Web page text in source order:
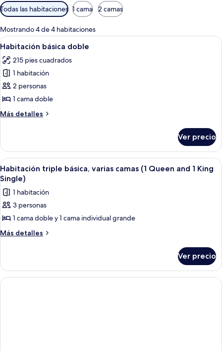
Filtros
disponibles
para
las
habitaciones
Todas las habitaciones 1 cama 2 camas
Mostrando 4 de 4 habitaciones
Abrir
todas
las
fotos
de
Habitación
básica
doble
Un dormitorio con cama, escritorio,
1
Habitación básica doble
215 pies cuadrados
1 habitación
2 personas
1 cama doble
Más detalles
Más
básica
doble
Ver precio
Abrir
todas
las
fotos
de
Habitación
triple
camas
(1
Una habitación de hotel con dos
1
Habitación triple básica, varias camas (1 Queen and 1 King
Single)
1 habitación
3 personas
1 cama doble y 1 cama individual grande
Más detalles
Más
triple
básica,
varias
Ver precio